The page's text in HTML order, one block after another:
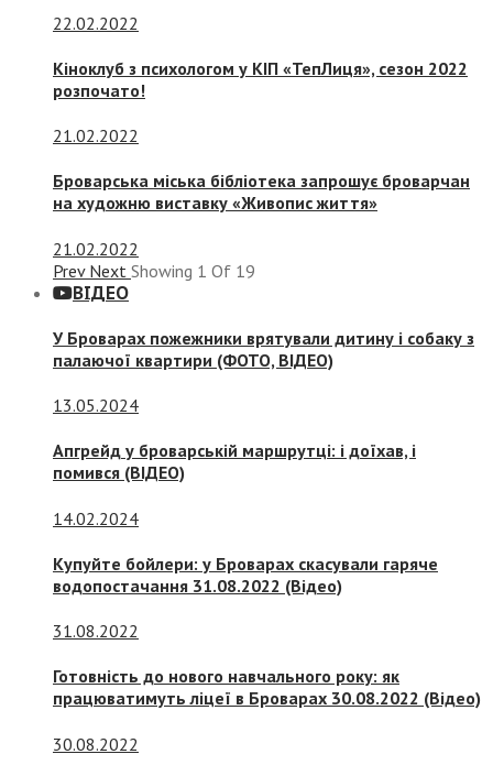
22.02.2022
Кіноклуб з психологом у КІП «ТепЛиця», сезон 2022
розпочато!
21.02.2022
Броварська міська бібліотека запрошує броварчан
на художню виставку «Живопис життя»
21.02.2022
Prev Next Showing 1 Of 19
ВІДЕО
У Броварах пожежники врятували дитину і собаку з
палаючої квартири (ФОТО, ВІДЕО)
13.05.2024
Апгрейд у броварській маршрутці: і доїхав, і
помився (ВІДЕО)
14.02.2024
Купуйте бойлери: у Броварах скасували гаряче
водопостачання 31.08.2022 (Відео)
31.08.2022
Готовність до нового навчального року: як
працюватимуть ліцеї в Броварах 30.08.2022 (Відео)
30.08.2022